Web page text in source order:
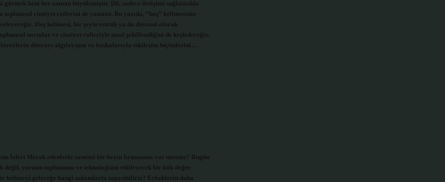
beni her zaman büyülemiştir. Dil, sadece iletişimi sağlamakla
cinsiyet rollerini de yansıtır. Bu yazıda, “hoş” kelimesinin
Hoş kelimesi, bir şeyin estetik ya da duyusal olarak
normlar ve cinsiyet rolleriyle nasıl şekillendiğini de keşfedeceğiz.
dünyayı algılayışını ve başkalarıyla etkileşim biçimlerini…
İzleri Merak edenlerle samimi bir beyin fırtınasına var mısınız? Bugün
değil, yarının toplumunu ve teknolojisini etkileyecek bir kök değer
kelimeyi geleceğe hangi anlamlarla taşıyabiliriz? Erkeklerin daha